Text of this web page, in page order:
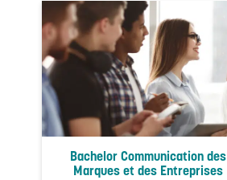
Bachelor Communication des
Marques et des Entreprises